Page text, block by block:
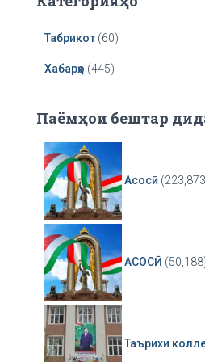
Табрикот (60)
Хабарҳо (445)
Паёмҳои бештар
Асосӣ
АСОСӢ
Таърихи